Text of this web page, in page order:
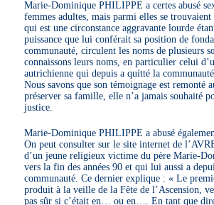
Marie-Dominique PHILIPPE a certes abusé
femmes adultes, mais parmi elles se trouvaient
qui est une circonstance aggravante lourde
puissance que lui conférait sa position de
communauté, circulent les noms de plusieurs
connaissons leurs noms, en particulier celui
autrichienne qui depuis a quitté la communauté
Nous savons que son témoignage est remonté
préserver sa famille, elle n’a jamais souhaité
justice.
Marie-Dominique PHILIPPE a abusé
On peut consulter sur le site internet de
d’un jeune religieux victime du père Marie-
vers la fin des années 90 et qui lui aussi a
communauté. Ce dernier explique : « Le
produit à la veille de la Fête de l’Ascension,
pas sûr si c’était en… ou en…. En tant que